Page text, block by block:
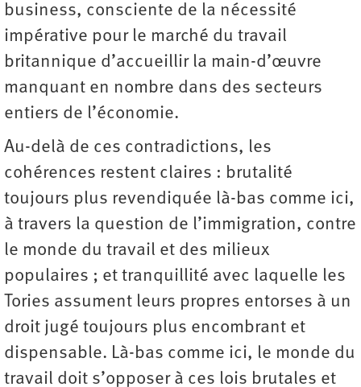
business, consciente de la nécessité
impérative pour le marché du travail
britannique d’accueillir la main-d’œuvre
manquant en nombre dans des secteurs
entiers de l’économie.
Au-delà de ces contradictions, les
cohérences restent claires : brutalité
toujours plus revendiquée là-bas comme ici,
à travers la question de l’immigration, contre
le monde du travail et des milieux
populaires ; et tranquillité avec laquelle les
Tories assument leurs propres entorses à un
droit jugé toujours plus encombrant et
dispensable. Là-bas comme ici, le monde du
travail doit s’opposer à ces lois brutales et